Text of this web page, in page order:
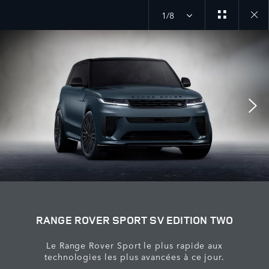
1/8
gallery
RANGE ROVER SPORT SV EDITION TWO
Le Range Rover Sport le plus rapide aux
technologies les plus avancées à ce jour.